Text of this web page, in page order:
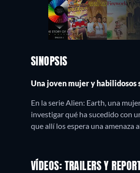
SINOPSIS
Una joven mujer y habilidosos
En la serie Alien: Earth, una
investigar qué ha sucedido con
que allí los espera una amenaza
VÍDEOS: TRAILERS Y